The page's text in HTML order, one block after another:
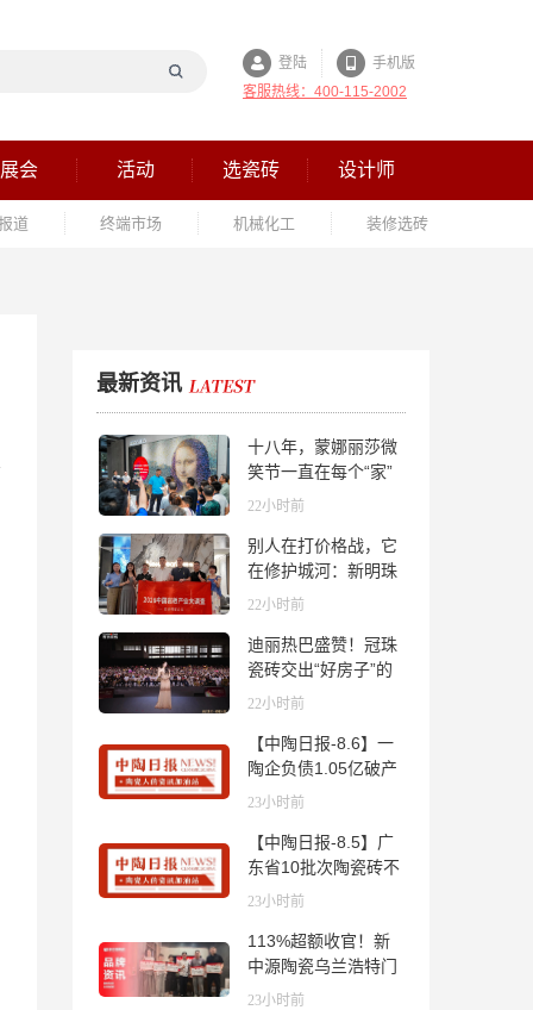
登陆
手机版
客服热线：400-115-2002
展会 活动 选瓷砖 设计师
道 终端市场 机械化工 装修选砖
最新资讯
十八年，蒙娜丽莎微
笑节一直在每个“家”
的故事里
22小时前
别人在打价格战，它
在修护城河：新明珠
岩板的逆势密码
22小时前
迪丽热巴盛赞！冠珠
瓷砖交出“好房子”的
标准答卷
22小时前
【中陶日报-8.6】一
陶企负债1.05亿破产
清算；东鹏拟延长基
开展建陶行业能效领
跑者企业推荐工作
23小时前
【中陶日报-8.5】广
东省10批次陶瓷砖不
合格；科达购买特福
过；蒙娜丽莎5千万
回购股份；建霖家居
海外产能突破18亿元
23小时前
113%超额收官！新
中源陶瓷乌兰浩特门
店周年活动圆满落幕
23小时前